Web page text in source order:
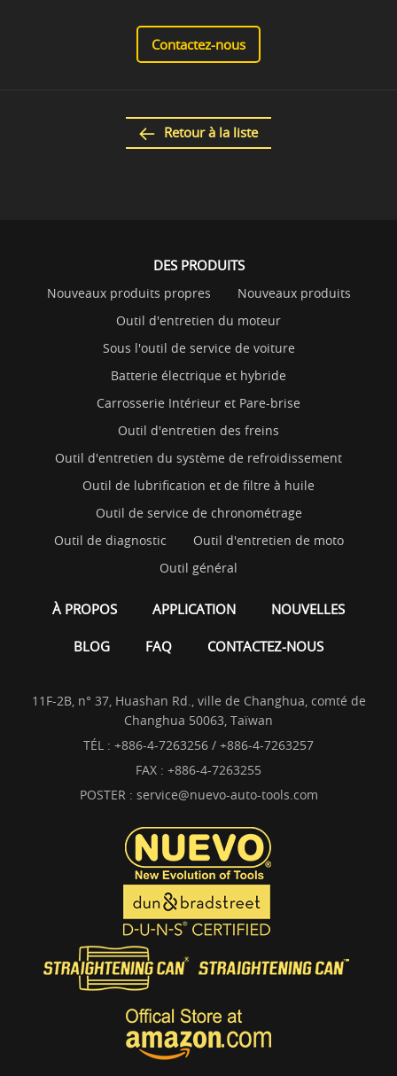
Contactez-nous
Retour à la liste
DES PRODUITS
Nouveaux produits propres
Nouveaux produits
Outil d'entretien du moteur
Sous l'outil de service de voiture
Batterie électrique et hybride
Carrosserie Intérieur et Pare-brise
Outil d'entretien des freins
Outil d'entretien du système de refroidissement
Outil de lubrification et de filtre à huile
Outil de service de chronométrage
Outil de diagnostic
Outil d'entretien de moto
Outil général
À PROPOS APPLICATION NOUVELLES
BLOG FAQ CONTACTEZ-NOUS
11F-2B, n° 37, Huashan Rd., ville de Changhua, comté de
Changhua 50063, Taïwan
TÉL : +886-4-7263256 / +886-4-7263257
FAX : +886-4-7263255
POSTER : service@nuevo-auto-tools.com